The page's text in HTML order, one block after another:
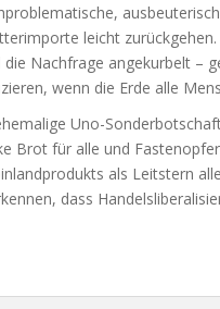
leicht zurückgehen.
Nachfrage angekurbelt –
wenn die Erde alle
Uno-
Brot für alle und
als Leitstern
dass